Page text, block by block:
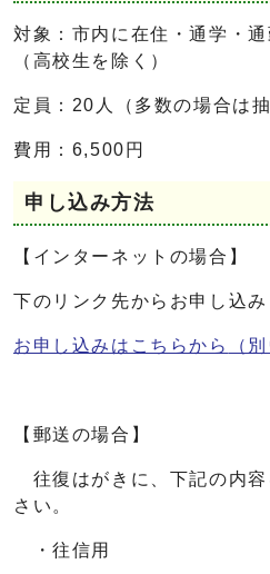
対象：市内に在住・通学・
（高校生を除く）
定員：20人（多数の場合は抽
費用：6,500円
申し込み方法
【インターネットの場合】
下のリンク先からお申し込み
お申し込みはこちらから （
【郵送の場合】
往復はがきに、下記の内
さい。
・往信用